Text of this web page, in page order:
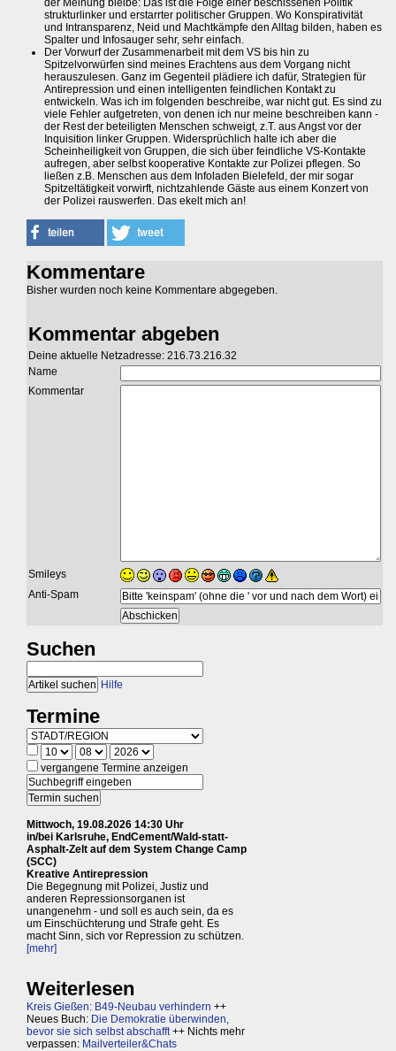
der Meinung bleibe: Das ist die Folge einer beschissenen Politik
strukturlinker und erstarrter politischer Gruppen. Wo Konspirativität
und Intransparenz, Neid und Machtkämpfe den Alltag bilden, haben es
Spalter und Infosauger sehr, sehr einfach.
Der Vorwurf der Zusammenarbeit mit dem VS bis hin zu
Spitzelvorwürfen sind meines Erachtens aus dem Vorgang nicht
herauszulesen. Ganz im Gegenteil plädiere ich dafür, Strategien für
Antirepression und einen intelligenten feindlichen Kontakt zu
entwickeln. Was ich im folgenden beschreibe, war nicht gut. Es sind zu
viele Fehler aufgetreten, von denen ich nur meine beschreiben kann -
der Rest der beteiligten Menschen schweigt, z.T. aus Angst vor der
Inquisition linker Gruppen. Widersprüchlich halte ich aber die
Scheinheiligkeit von Gruppen, die sich über feindliche VS-Kontakte
aufregen, aber selbst kooperative Kontakte zur Polizei pflegen. So
ließen z.B. Menschen aus dem Infoladen Bielefeld, der mir sogar
Spitzeltätigkeit vorwirft, nichtzahlende Gäste aus einem Konzert von
der Polizei rauswerfen. Das ekelt mich an!
Kommentare
Bisher wurden noch keine Kommentare abgegeben.
Kommentar abgeben
Deine aktuelle Netzadresse: 216.73.216.32
Name
Kommentar
Smileys
Anti-Spam
Suchen
Hilfe
Termine
vergangene Termine anzeigen
Mittwoch, 19.08.2026 14:30 Uhr
in/bei Karlsruhe, EndCement/Wald-statt-
Asphalt-Zelt auf dem System Change Camp
(SCC)
Kreative Antirepression
Die Begegnung mit Polizei, Justiz und
anderen Repressionsorganen ist
unangenehm - und soll es auch sein, da es
um Einschüchterung und Strafe geht. Es
macht Sinn, sich vor Repression zu schützen.
[mehr]
Weiterlesen
Kreis Gießen: B49-Neubau verhindern ++
Neues Buch: Die Demokratie überwinden,
bevor sie sich selbst abschafft++ Nichts mehr
verpassen: Mailverteiler&Chats